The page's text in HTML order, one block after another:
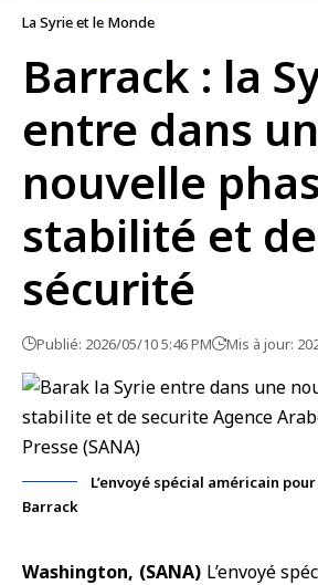
La Syrie et le Monde
Barrack : la
entre dans
nouvelle
stabilité et de
sécurité
Publié: 2026/05/10 5:46 PM Mis à jour:
L’envoyé spécial américain
Barrack
Washington, (SANA) L’envoyé